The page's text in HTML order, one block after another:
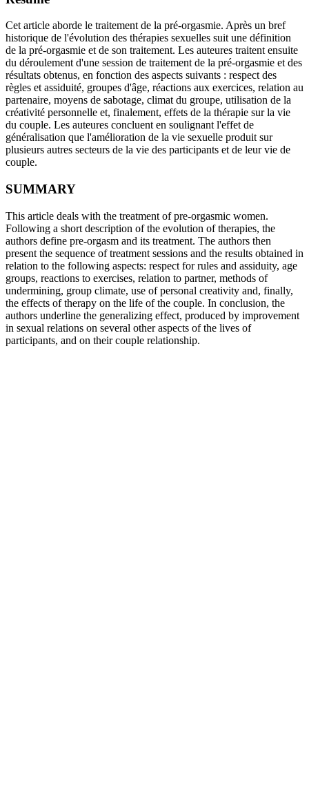
Cet article aborde le traitement de la pré-orgasmie. Après un bref
historique de l'évolution des thérapies sexuelles suit une définition
de la pré-orgasmie et de son traitement. Les auteures traitent ensuite
du déroulement d'une session de traitement de la pré-orgasmie et des
résultats obtenus, en fonction des aspects suivants : respect des
règles et assiduité, groupes d'âge, réactions aux exercices, relation au
partenaire, moyens de sabotage, climat du groupe, utilisation de la
créativité personnelle et, finalement, effets de la thérapie sur la vie
du couple. Les auteures concluent en soulignant l'effet de
généralisation que l'amélioration de la vie sexuelle produit sur
plusieurs autres secteurs de la vie des participants et de leur vie de
couple.
SUMMARY
This article deals with the treatment of pre-orgasmic women.
Following a short description of the evolution of therapies, the
authors define pre-orgasm and its treatment. The authors then
present the sequence of treatment sessions and the results obtained in
relation to the following aspects: respect for rules and assiduity, age
groups, reactions to exercises, relation to partner, methods of
undermining, group climate, use of personal creativity and, finally,
the effects of therapy on the life of the couple. In conclusion, the
authors underline the generalizing effect, produced by improvement
in sexual relations on several other aspects of the lives of
participants, and on their couple relationship.